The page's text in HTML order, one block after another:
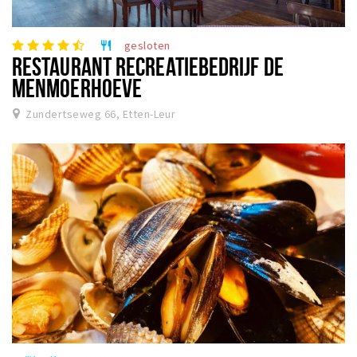
restaurant gesloten
RESTAURANT RECREATIEBEDRIJF DE
MENMOERHOEVE
Zundertseweg 66, Etten-Leur